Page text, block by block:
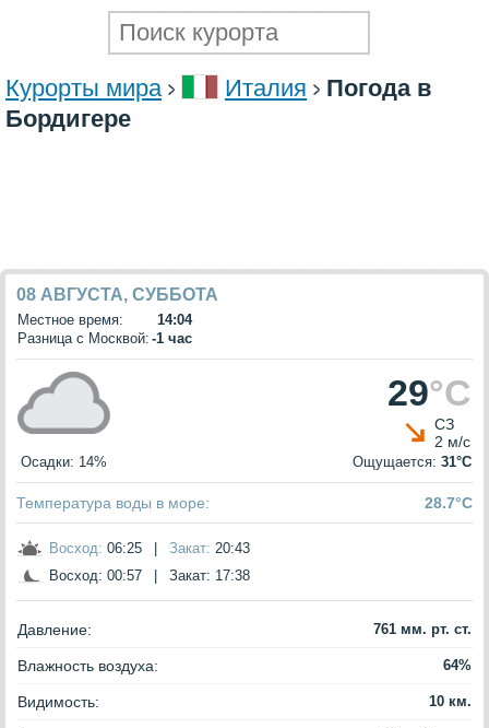
Курорты мира Италия
Погода в
Бордигере
08 АВГУСТА, СУББОТА
Местное время:
14:04
Разница с Москвой: -1 час
29°C
СЗ
2 м/с
Осадки: 14% Ощущается: 31°C
Температура воды в море: 28.7°C
Восход: 06:25 Закат: 20:43
Восход: 00:57 Закат: 17:38
Давление: 761 мм. рт. ст.
Влажность воздуха: 64%
Видимость: 10 км.